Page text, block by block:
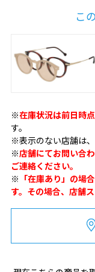
こ
※在庫状況は前日時
す。
※表示のない店舗は
※店舗にてお問い合
ご連絡ください。
※ 「在庫あり」の場
す。その場合、店舗